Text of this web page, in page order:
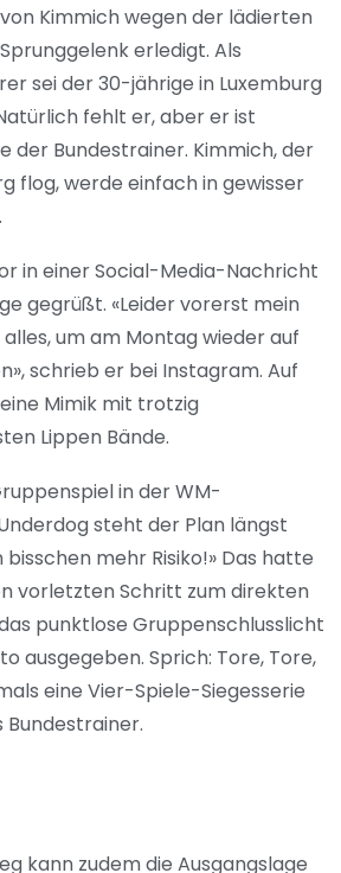
Kimmich wegen der lädierten
erledigt. Als
sei der 30-jährige in Luxemburg
fehlt er, aber er ist
der Bundestrainer. Kimmich, der
flog, werde einfach in gewisser
in einer Social-Media-Nachricht
gegrüßt. «Leider vorerst mein
um am Montag wieder auf
schrieb er bei Instagram. Auf
Mimik mit trotzig
Lippen Bände.
in der WM-
steht der Plan längst
bisschen mehr Risiko!» Das hatte
vorletzten Schritt zum direkten
punktlose Gruppenschlusslicht
ausgegeben. Sprich: Tore, Tore,
eine Vier-Spiele-Siegesserie
Bundestrainer.
kann zudem die Ausgangslage